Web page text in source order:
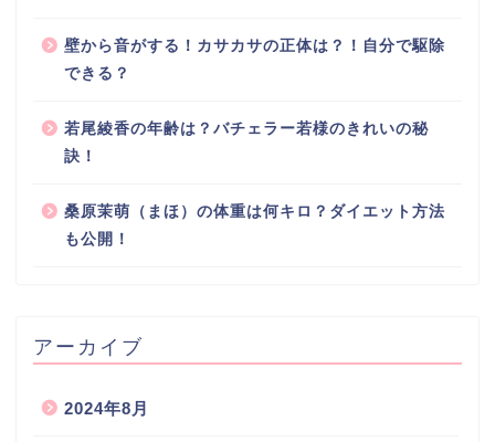
壁から音がする！カサカサの正体は？！自分で駆除
できる？
若尾綾香の年齢は？バチェラー若様のきれいの秘
訣！
桑原茉萌（まほ）の体重は何キロ？ダイエット方法
も公開！
アーカイブ
2024年8月